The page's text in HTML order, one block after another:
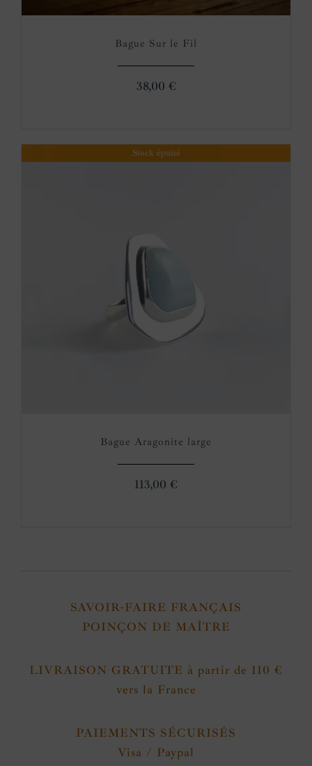
Bague Sur le Fil
38,00 €
Stock épuisé
Bague Aragonite large
113,00 €
SAVOIR-FAIRE FRANÇAIS
POINÇON DE MAÎTRE
LIVRAISON GRATUITE à partir de 110 €
vers la France
PAIEMENTS SÉCURISÉS
Visa / Paypal